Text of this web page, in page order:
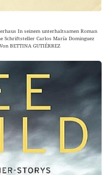
In seinem unterhaltsamen Roman
Schriftsteller Carlos María Dominguez
BETTINA GUTIÉRREZ